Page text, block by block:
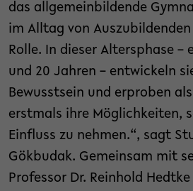
das allgemeinbildende
im Alltag von
Rolle. In dieser Altersphase –
und 20 Jahren – entwickeln
Bewusstsein und erproben
erstmals ihre Möglichkeiten,
Einfluss zu nehmen.“, sagt
Gökbudak. Gemeinsam mit
Professor Dr. Reinhold